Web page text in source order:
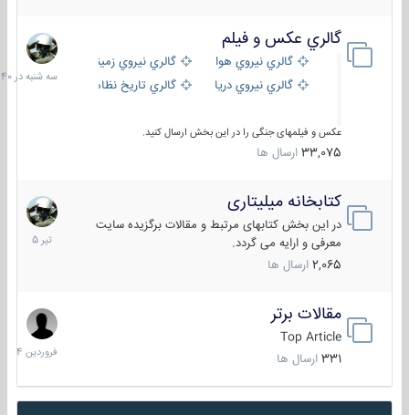
گالري عكس و فيلم
گالري نيروي هوايي
گالري نيروي زميني
گالري نيروي دريايي
گالري تاریخ نظامی
عکس و فیلمهای جنگی را در این بخش ارسال کنید.
33,075 ارسال ها
سه
شنبه
در
کتابخانه میلیتاری
در این بخش کتابهای مرتبط و مقالات برگزیده سایت
معرفی و ارایه می گردد.
2,065 ارسال ها
16
تیر
1405
مقالات برتر
Top Article
331 ارسال ها
29
فروردین
1404